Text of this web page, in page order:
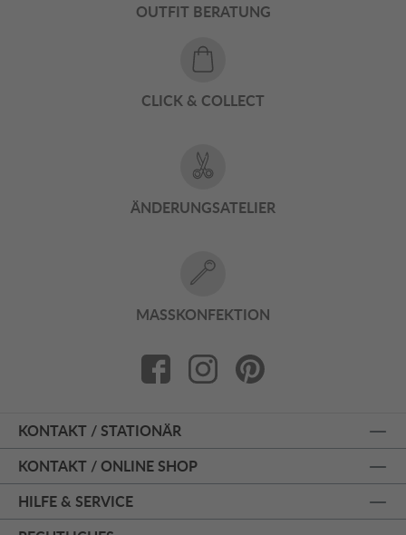
OUTFIT BERATUNG
CLICK & COLLECT
ÄNDERUNGSATELIER
MASSKONFEKTION
KONTAKT / STATIONÄR
KONTAKT / ONLINE SHOP
HILFE & SERVICE